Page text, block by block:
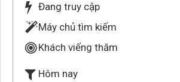
Đang truy cập
Máy chủ tìm kiếm
Khách viếng thăm
Hôm nay